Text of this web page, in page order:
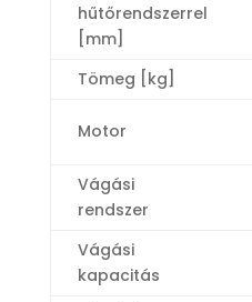
hűtőrendszerrel
[mm]
Tömeg [kg]
Motor
Vágási
rendszer
Vágási
kapacitás